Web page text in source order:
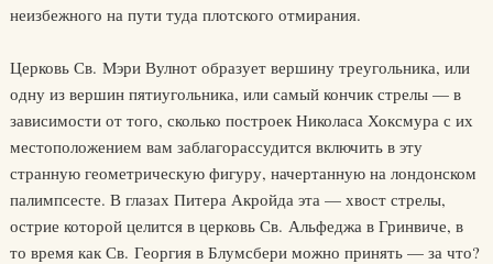
неизбежного на пути туда плотского отмирания.
Церковь Св. Мэри Вулнот образует вершину треугольника, или
одну из вершин пятиугольника, или самый кончик стрелы — в
зависимости от того, сколько построек Николаса Хоксмура с их
местоположением вам заблагорассудится включить в эту
странную геометрическую фигуру, начертанную на лондонском
палимпсесте. В глазах Питера Акройда эта — хвост стрелы,
острие которой целится в церковь Св. Альфеджа в Гринвиче, в
то время как Св. Георгия в Блумсбери можно принять — за что?